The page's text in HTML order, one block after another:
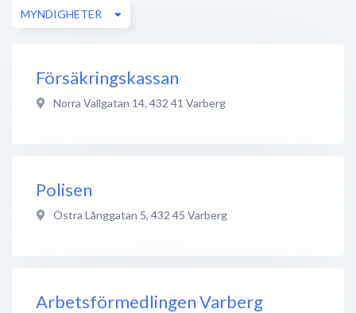
MYNDIGHETER
Försäkringskassan
Norra Vallgatan 14, 432 41 Varberg
Polisen
Östra Långgatan 5, 432 45 Varberg
Arbetsförmedlingen Varberg